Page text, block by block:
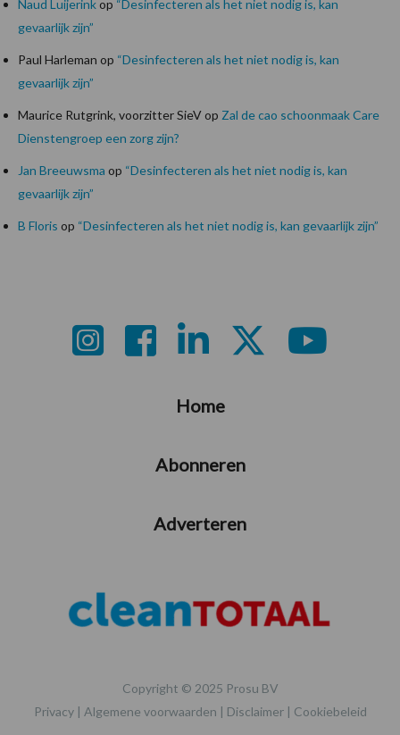
Naud Luijerinkop “Desinfecteren als het niet nodig is, kan
gevaarlijk zijn”
Paul Harleman op “Desinfecteren als het niet nodig is, kan
gevaarlijk zijn”
Maurice Rutgrink, voorzitter SieVop Zal de cao schoonmaak Care
Dienstengroep een zorg zijn?
Jan Breeuwsma op “Desinfecteren als het niet nodig is, kan
gevaarlijk zijn”
B Floris op “Desinfecteren als het niet nodig is, kan gevaarlijk zijn”
Home
Abonneren
Adverteren
Copyright © 2025 Prosu BV
Privacy| Algemene voorwaarden | Disclaimer| Cookiebeleid